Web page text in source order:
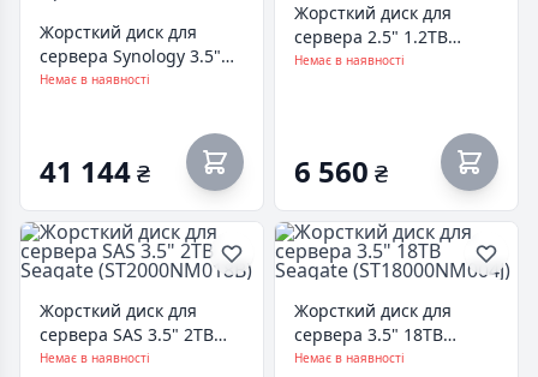
Жорсткий диск для
сервера Synology 3.5"
16ТБ SATA 7200
Немає в наявності
41 144₴
Жорсткий диск для
сервера 2.5" 1.2TB
Seagate
Немає в наявності
6 560 ₴
Жорсткий диск для
сервера SAS 3.5" 2TB
Seagate
Немає в наявності
Жорсткий диск для
сервера 3.5" 18TB
Seagate
Немає в наявності